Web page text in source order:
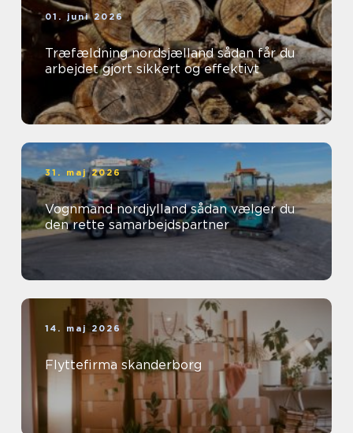
01. juni 2026
Træfældning nordsjælland sådan får du
arbejdet gjort sikkert og effektivt
31. maj 2026
Vognmand nordjylland sådan vælger du
den rette samarbejdspartner
14. maj 2026
Flyttefirma skanderborg